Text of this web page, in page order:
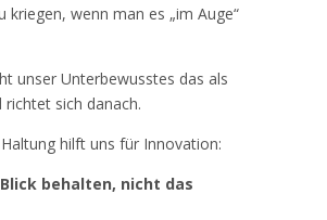
kriegen, wenn man es „im Auge“
unser Unterbewusstes das als
richtet sich danach.
hilft uns für Innovation:
behalten, nicht das